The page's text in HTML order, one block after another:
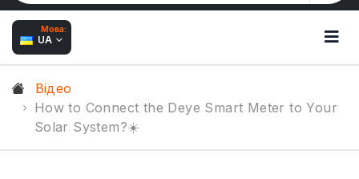
Мова:
UA
Відео
How to Connect the Deye Smart Meter to Your
Solar System?☀️